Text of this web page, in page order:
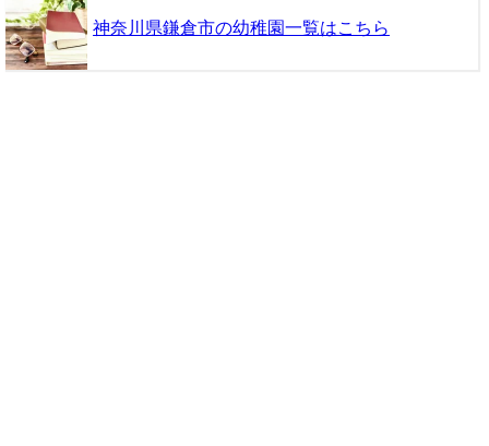
神奈川県鎌倉市の幼稚園一覧はこちら